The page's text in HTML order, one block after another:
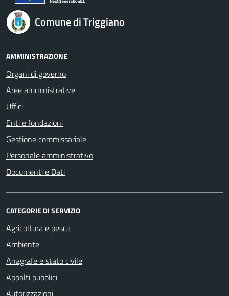
Comune di Triggiano
AMMINISTRAZIONE
Organi di governo
Aree amministrative
Uffici
Enti e fondazioni
Gestione commissariale
Personale amministrativo
Documenti e Dati
CATEGORIE DI SERVIZIO
Agricoltura e pesca
Ambiente
Anagrafe e stato civile
Appalti pubblici
Autorizzazioni